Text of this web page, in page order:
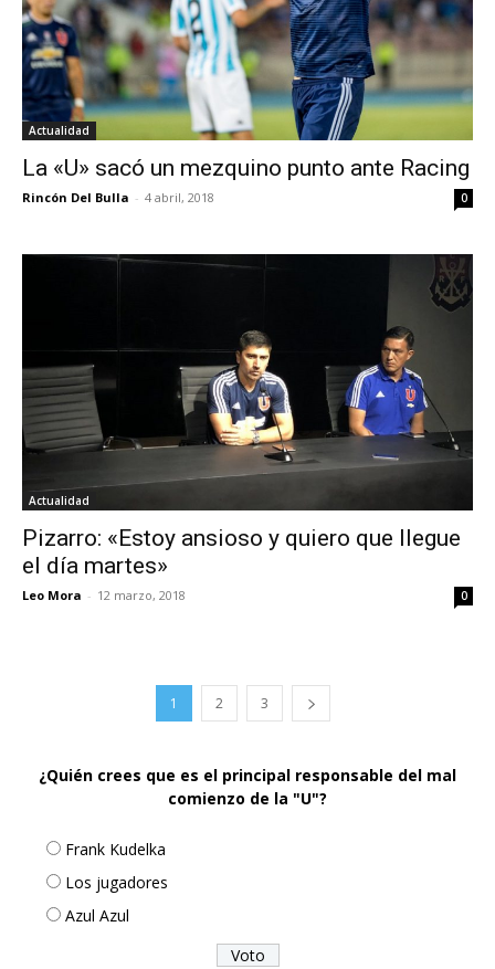
Actualidad
La «U» sacó un mezquino punto ante Racing
Rincón Del Bulla - 4 abril, 2018 0
Actualidad
Pizarro: «Estoy ansioso y quiero que llegue
el día martes»
Leo Mora - 12 marzo, 2018 0
1 2 3
¿Quién crees que es el principal responsable del mal
comienzo de la "U"?
Frank Kudelka
Los jugadores
Azul Azul